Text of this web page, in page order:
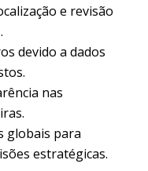
e revisão
devido a dados
nas
globais para
estratégicas.